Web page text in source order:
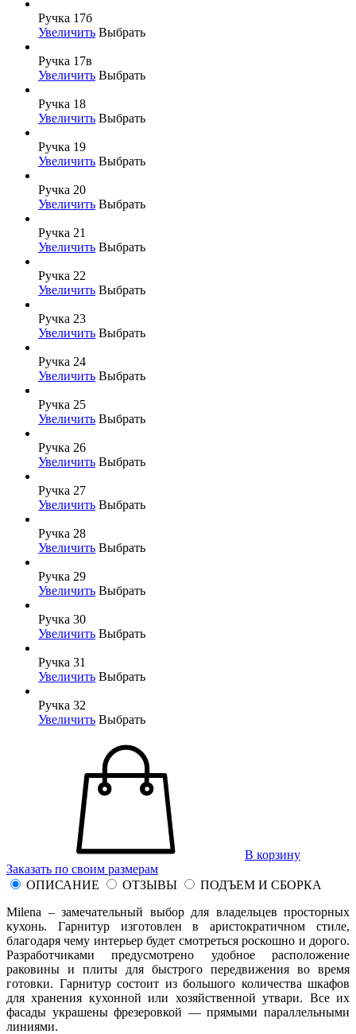
Ручка 17б
Увеличить Выбрать
Ручка 17в
Увеличить Выбрать
Ручка 18
Увеличить Выбрать
Ручка 19
Увеличить Выбрать
Ручка 20
Увеличить Выбрать
Ручка 21
Увеличить Выбрать
Ручка 22
Увеличить Выбрать
Ручка 23
Увеличить Выбрать
Ручка 24
Увеличить Выбрать
Ручка 25
Увеличить Выбрать
Ручка 26
Увеличить Выбрать
Ручка 27
Увеличить Выбрать
Ручка 28
Увеличить Выбрать
Ручка 29
Увеличить Выбрать
Ручка 30
Увеличить Выбрать
Ручка 31
Увеличить Выбрать
Ручка 32
Увеличить Выбрать
В корзину
Заказать по своим размерам
ОПИСАНИЕ
ОТЗЫВЫ
ПОДЪЕМ И СБОРКА
Milena – замечательный выбор для владельцев просторных
кухонь. Гарнитур изготовлен в аристократичном стиле,
благодаря чему интерьер будет смотреться роскошно и дорого.
Разработчиками предусмотрено удобное расположение
раковины и плиты для быстрого передвижения во время
готовки. Гарнитур состоит из большого количества шкафов
для хранения кухонной или хозяйственной утвари. Все их
фасады украшены фрезеровкой — прямыми параллельными
линиями.